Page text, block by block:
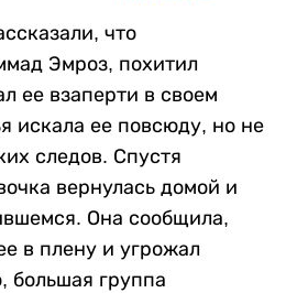
что
Эмроз, похитил
ее взаперти в своем
искала ее повсюду, но не
следов. Спустя
вернулась домой и
Она сообщила,
в плену и угрожал
большая группа